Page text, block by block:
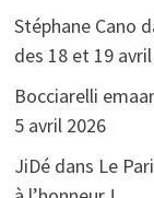
Stéphane Cano
des 18 et 19
Bocciarelli
5 avril 2026
JiDédans Le